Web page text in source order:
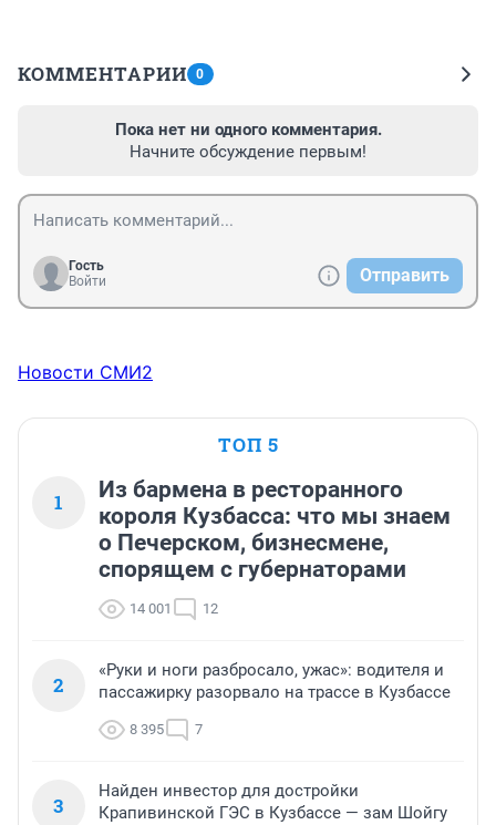
КОММЕНТАРИИ 0
Пока нет ни одного комментария.
Начните обсуждение первым!
Гость
Войти
Отправить
Новости СМИ2
ТОП 5
1
Из бармена в ресторанного
короля Кузбасса: что мы знаем
о Печерском, бизнесмене,
спорящем с губернаторами
14 001 12
2
«Руки и ноги разбросало, ужас»: водителя и
пассажирку разорвало на трассе в Кузбассе
8 395 7
3
Найден инвестор для достройки
Крапивинской ГЭС в Кузбассе — зам Шойгу